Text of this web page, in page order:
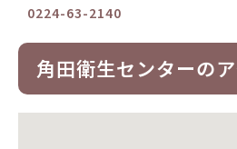
0224-63-2140
角田衛生センターの